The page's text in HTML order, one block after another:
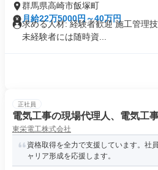
群馬県高崎市飯塚町
月給22万5000円～40万円
求める人材: 経験者歓迎 施工管理
未経験者には随時資...
正社員
電気工事の現場代理人、電気工
東栄電工株式会社
資格取得を全力で支援しています。社
ャリア形成を応援します。